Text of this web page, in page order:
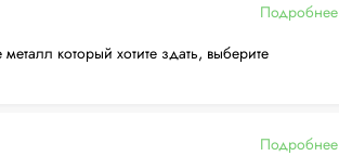
Подробнее
который хотите здать, выберите
Подробнее